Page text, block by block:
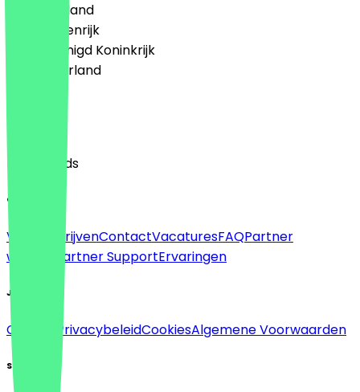
🇩🇪 Duitsland
🇦🇹 Oostenrijk
🇬🇧 Verenigd Koninkrijk
🇳🇱 Nederland
English
Nederlands
Over
Voor bedrijvenContactVacaturesFAQPartner
worden
Partner SupportErvaringen
Juridisch
Colofon PrivacybeleidCookiesAlgemene Voorwaarden
Sociaal